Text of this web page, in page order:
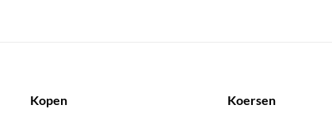
Kopen Koersen